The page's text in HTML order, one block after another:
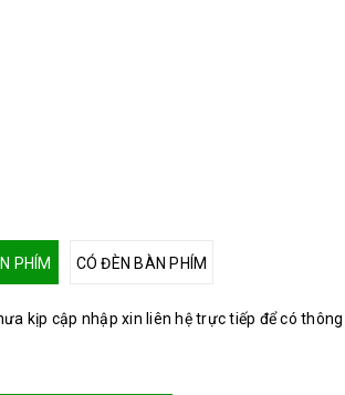
PHÍM CÓ ĐÈN BÀN PHÍM
kịp cập nhập xin liên hệ trực tiếp để có